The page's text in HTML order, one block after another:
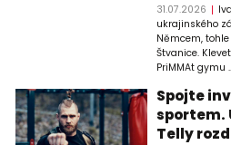
31.07.2026
ukrajinského
Němcem,
Štvanice.
PriMMAt gymu
Spojte
sportem.
Telly